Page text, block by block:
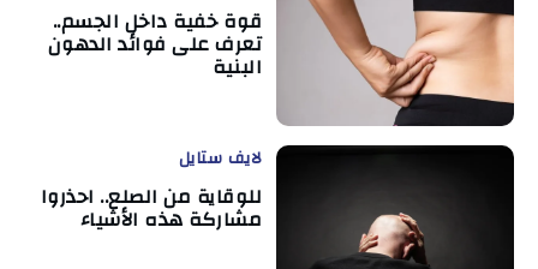
قوة خفية داخل الجسم..
تعرف على فوائد الدهون
البنية
لايف ستايل
للوقاية من الصلع.. احذروا
مشاركة هذه الأشياء